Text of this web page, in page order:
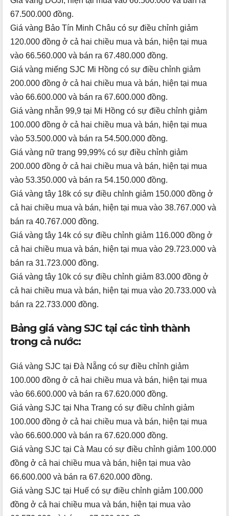
67.500.000 đồng.
Giá vàng Bảo Tín Minh Châu có sự điều chỉnh giảm
120.000 đồng ở cả hai chiều mua và bán, hiện tại mua
vào 66.560.000 và bán ra 67.480.000 đồng.
Giá vàng miếng SJC Mi Hồng có sự điều chỉnh giảm
200.000 đồng ở cả hai chiều mua và bán, hiện tại mua
vào 66.600.000 và bán ra 67.600.000 đồng.
Giá vàng nhẫn 99,9 tại Mi Hồng có sự điều chỉnh giảm
100.000 đồng ở cả hai chiều mua và bán, hiện tại mua
vào 53.500.000 và bán ra 54.500.000 đồng.
Giá vàng nữ trang 99,99% có sự điều chỉnh giảm
200.000 đồng ở cả hai chiều mua và bán, hiện tại mua
vào 53.350.000 và bán ra 54.150.000 đồng.
Giá vàng tây 18k có sự điều chỉnh giảm 150.000 đồng ở
cả hai chiều mua và bán, hiện tại mua vào 38.767.000 và
bán ra 40.767.000 đồng.
Giá vàng tây 14k có sự điều chỉnh giảm 116.000 đồng ở
cả hai chiều mua và bán, hiện tại mua vào 29.723.000 và
bán ra 31.723.000 đồng.
Giá vàng tây 10k có sự điều chỉnh giảm 83.000 đồng ở
cả hai chiều mua và bán, hiện tại mua vào 20.733.000 và
bán ra 22.733.000 đồng.
Bảng giá vàng SJC tại các tỉnh thành
trong cả nước:
Giá vàng SJC tại Đà Nẵng có sự điều chỉnh giảm
100.000 đồng ở cả hai chiều mua và bán, hiện tại mua
vào 66.600.000 và bán ra 67.620.000 đồng.
Giá vàng SJC tại Nha Trang có sự điều chỉnh giảm
100.000 đồng ở cả hai chiều mua và bán, hiện tại mua
vào 66.600.000 và bán ra 67.620.000 đồng.
Giá vàng SJC tại Cà Mau có sự điều chỉnh giảm 100.000
đồng ở cả hai chiều mua và bán, hiện tại mua vào
66.600.000 và bán ra 67.620.000 đồng.
Giá vàng SJC tại Huế có sự điều chỉnh giảm 100.000
đồng ở cả hai chiều mua và bán, hiện tại mua vào